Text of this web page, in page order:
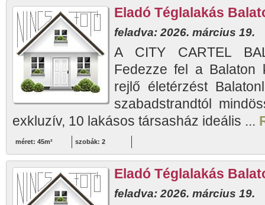
Eladó Téglalakás
feladva: 2026. március 19.
A CITY CARTEL
Fedezze fel a Balaton
rejlő életérzést
szabadstrandtól
exkluzív, 10 lakásos társasház ideális ...
méret: 45m² szobák: 2
Eladó Téglalakás
feladva: 2026. március 19.